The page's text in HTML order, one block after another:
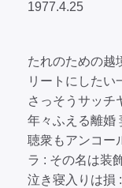
1977.4.25
たれのための越
リートにしたい
さっそうサッチ
年々ふえる離婚
聴衆もアンコー
ラ : その名は装
泣き寝入りは損